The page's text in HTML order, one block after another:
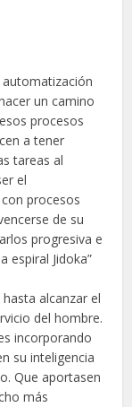
automatización
un camino
procesos
a tener
tareas al
el
procesos
de su
progresiva e
espiral Jidoka”
alcanzar el
del hombre.
incorporando
su inteligencia
Que aportasen
más